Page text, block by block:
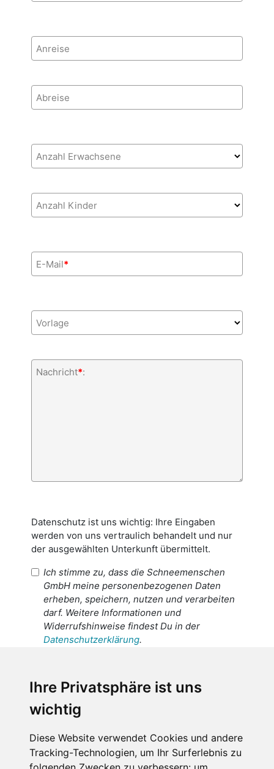
Ihre Privatsphäre ist uns
wichtig
Diese Website verwendet Cookies und andere
Tracking-Technologien, um Ihr Surferlebnis zu
Anreise
Abreise
Anzahl Erwachsene
Anzahl Kinder
E-Mail*
Vorlage
Nachricht*:
Datenschutz ist uns wichtig: Ihre Eingaben
werden von uns vertraulich behandelt und nur
der ausgewählten Unterkunft übermittelt.
Ich stimme zu, dass die Schneemenschen
GmbH meine personenbezogenen Daten
erheben, speichern, nutzen und verarbeiten
darf. Weitere Informationen und
Widerrufshinweise findest Du in der
Datenschutzerklärung.
personenbezogenen Daten an den
Empfänger dieser Nachricht weitergeleitet
werden dürfen. Weitere Informationen und
Widerrufshinweise findest Du in der
Datenschutzerklärung.